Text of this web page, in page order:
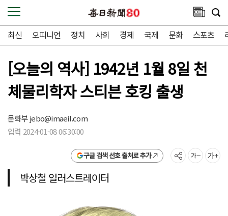
최신 오피니언 정치 사회 경제 국제 문화 스포츠
[오늘의 역사] 1942년 1월 8일 천
체물리학자 스티븐 호킹 출생
문화부jebo@imaeil.com
입력 2024-01-08 06:30:00
구글 검색 선호 출처로 추가
박상철 일러스트레이터